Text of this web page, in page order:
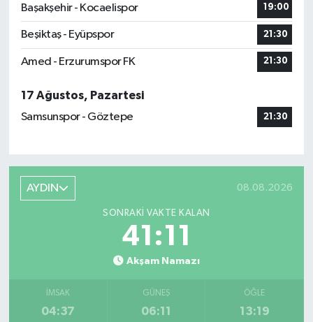
Başakşehir - Kocaelispor
19:00
Beşiktaş - Eyüpspor 21:30
Amed - Erzurumspor FK 21:30
17 Ağustos, Pazartesi
Samsunspor - Göztepe
21:30
AYDIN 08.08.2026
SONRAKI VAKTE KALAN
41:10
Akşam Namazı
İMSAK
04:37
GÜNEŞ
06:11
ÖĞLE
13:19